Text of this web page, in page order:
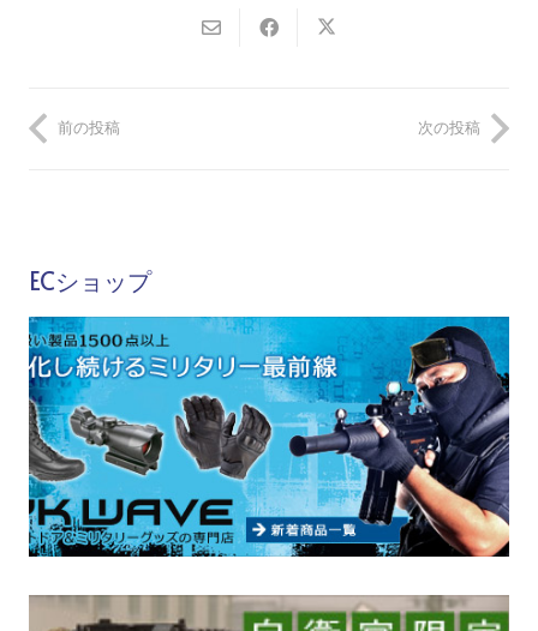
前の投稿 次の投稿
ECショップ